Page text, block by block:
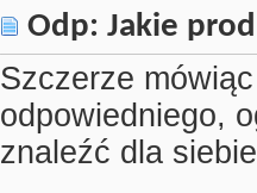
Odp: Jakie
Szczerze
odpowiedniego,
znaleźć dla